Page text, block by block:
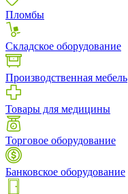
Пломбы
Складское оборудование
Производственная мебель
Товары для медицины
Торговое оборудование
Банковское оборудование